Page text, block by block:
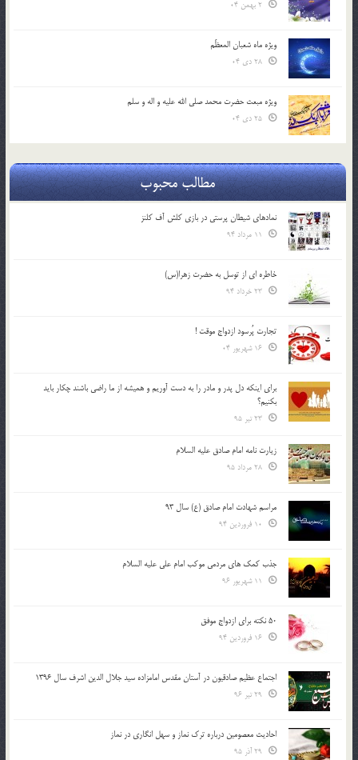
ویژه ماه شعبان المعظّم
ویژه مبعث حضرت محمد صلی الله علیه و اله و سلم
مطالب محبوب
نمادهای شیطان پرستی در بازی کلش آف کلنز
خاطره ای از توسل به حضرت زهرا(س)
تجارت پُرسود ازدواج موقت !
براي اينكه دل پدر و مادر را به دست آوريم و هميشه از ما راضي باشند چكار بايد
بكنيم؟
زیارت نامه امام صادق علیه السلام
مراسم شهادت امام صادق (ع) سال 93
جذب کمک های مردمی موکب امام علی علیه السلام
50 نکته برای ازدواج موفق
اجتماع عظیم صادقیون در آستان مقدس امامزاده سید جلال الدین اشرف سال 1396
احادیث معصومین درباره ترک نماز و سهل انگاری در نماز